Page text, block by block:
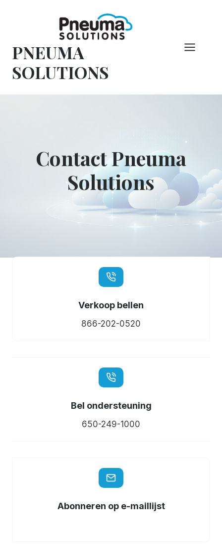
PNEUMA
SOLUTIONS
Contact Pneuma
Solutions
Verkoop bellen
866-202-0520
Bel ondersteuning
650-249-1000
Abonneren op e-maillijst